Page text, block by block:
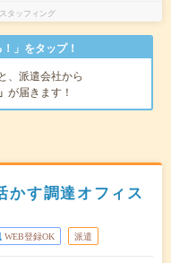
タッフィング
」をタップ！
、派遣会社から
が届きます！
かす調達オフィス
WEB登録OK 派遣